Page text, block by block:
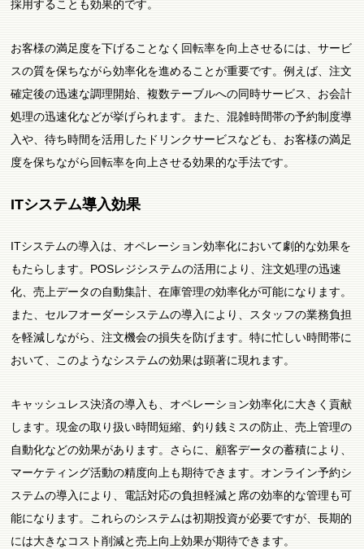
採用することも効果的です。
お客様の満足度を下げることなく回転率を向上させるには、サービ
スの質を保ちながら効率化を進めることが重要です。例えば、注文
確定後の迅速な調理開始、複数テーブルへの同時サービス、お会計
処理の迅速化などが挙げられます。また、混雑時間帯の予約制度導
入や、待ち時間を活用したドリンクサービスなども、お客様の満足
度を保ちながら回転率を向上させる効果的な手法です。
ITシステム導入効果
ITシステムの導入は、オペレーション効率化において劇的な効果を
もたらします。POSレジシステムの活用により、注文処理の迅速
化、売上データの自動集計、在庫管理の効率化が可能になります。
また、セルフオーダーシステムの導入により、スタッフの業務負担
を軽減しながら、注文機会の損失を防げます。特に忙しい時間帯に
おいて、このようなシステムの効果は顕著に現れます。
キャッシュレス決済の導入も、オペレーション効率化に大きく貢献
します。現金の取り扱い時間短縮、釣り銭ミスの防止、売上管理の
自動化などの効果があります。さらに、顧客データの蓄積により、
マーケティング活動の精度向上も期待できます。オンライン予約シ
ステムの導入により、電話対応の負担軽減と席の効率的な管理も可
能になります。これらのシステムは初期投資が必要ですが、長期的
には大きなコスト削減と売上向上効果が期待できます。